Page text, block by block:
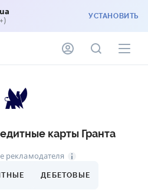
УСТАНОВИТЬ
карты Гранта
ДЕБЕТОВЫЕ
рекламодателя